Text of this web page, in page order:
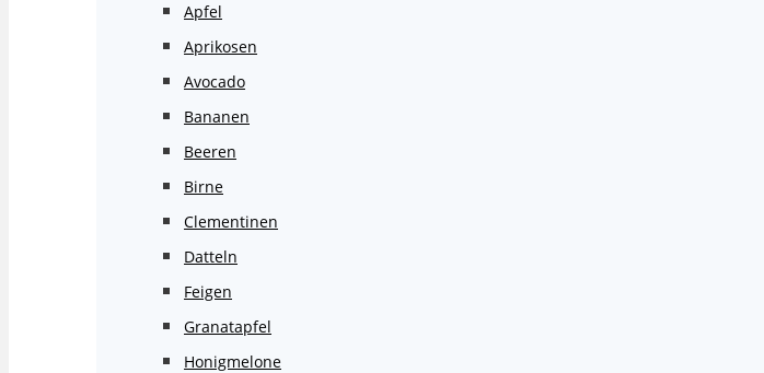
Apfel
Aprikosen
Avocado
Bananen
Beeren
Birne
Clementinen
Datteln
Feigen
Granatapfel
Honigmelone